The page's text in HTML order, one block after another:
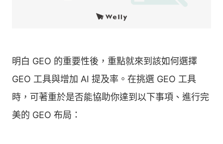
明白 GEO 的重要性後，重點就來到該如何選擇
GEO 工具與增加 AI 提及率。在挑選 GEO 工具
時，可著重於是否能協助你達到以下事項、進行完
美的 GEO 布局：